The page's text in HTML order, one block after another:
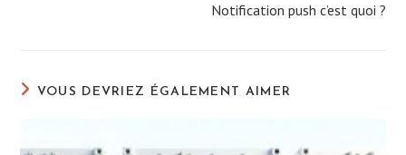
Notification push c’est quoi ?
VOUS DEVRIEZ ÉGALEMENT AIMER